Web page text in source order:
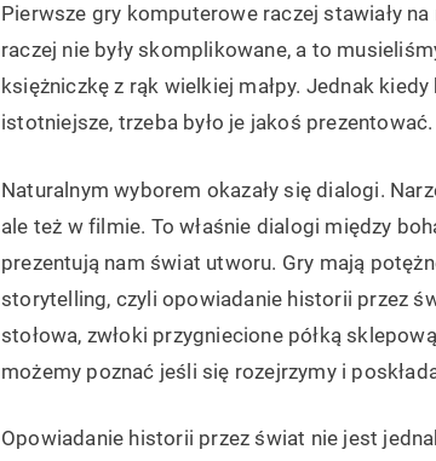
Pierwsze gry komputerowe raczej stawiały na
raczej nie były skomplikowane, a to
księżniczkę z rąk wielkiej małpy. Jednak kiedy
istotniejsze, trzeba było je jakoś prezentować.
Naturalnym wyborem okazały się dialogi.
ale też w filmie. To właśnie dialogi między
prezentują nam świat utworu. Gry mają
storytelling, czyli opowiadanie historii przez
stołowa, zwłoki przygniecione półką
możemy poznać jeśli się rozejrzymy i
Opowiadanie historii przez świat nie jest